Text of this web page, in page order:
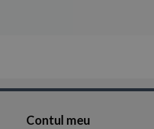
Contul meu